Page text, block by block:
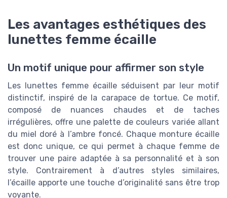
Les avantages esthétiques des
lunettes femme écaille
Un motif unique pour affirmer son style
Les lunettes femme écaille séduisent par leur motif
distinctif, inspiré de la carapace de tortue. Ce motif,
composé de nuances chaudes et de taches
irrégulières, offre une palette de couleurs variée allant
du miel doré à l’ambre foncé. Chaque monture écaille
est donc unique, ce qui permet à chaque femme de
trouver une paire adaptée à sa personnalité et à son
style. Contrairement à d’autres styles similaires,
l’écaille apporte une touche d’originalité sans être trop
voyante.